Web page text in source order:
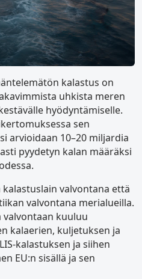
kalastus on
uhkista meren
hyödyntämiselle.
sen
arvioidaan 10–20 miljardia
pyydetyn kalan määräksi
kalastuslain valvontana että
valvontana merialueilla.
kuuluu
kalaerien, kuljetuksen ja
kalastuksen ja siihen
EU:n sisällä ja sen